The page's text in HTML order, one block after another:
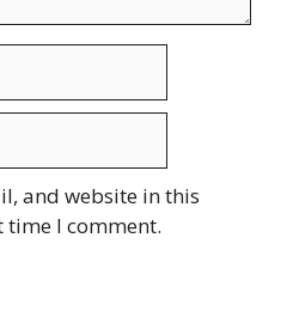
and website in this
time I comment.